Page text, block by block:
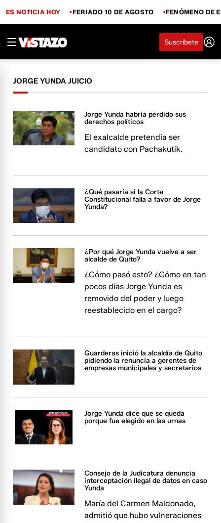
ES NOTICIA HOY FERIADO 10 DE AGOSTO FENÓMENO DE
Suscríbete
JORGE YUNDA JUICIO
Jorge Yunda habría perdido sus
derechos políticos
El exalcalde pretendía ser
candidato con Pachakutik.
¿Qué pasaría si la Corte
Constitucional falla a favor de Jorge
Yunda?
¿Por qué Jorge Yunda vuelve a ser
alcalde de Quito?
¿Cómo pasó esto? ¿Cómo en tan
pocos días Jorge Yunda es
removido del poder y luego
reestablecido en el cargo?
Guarderas inició la alcaldía de Quito
pidiendo la renuncia a gerentes de
empresas municipales y secretarios
Jorge Yunda dice que se queda
porque fue elegido en las urnas
Consejo de la Judicatura denuncia
interceptación ilegal de datos en caso
Yunda
María del Carmen Maldonado,
admitió que hubo vulneraciones